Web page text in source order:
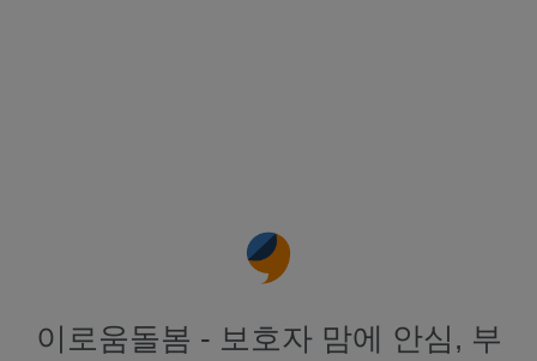
이로움돌봄 - 보호자 맘에 안심, 부